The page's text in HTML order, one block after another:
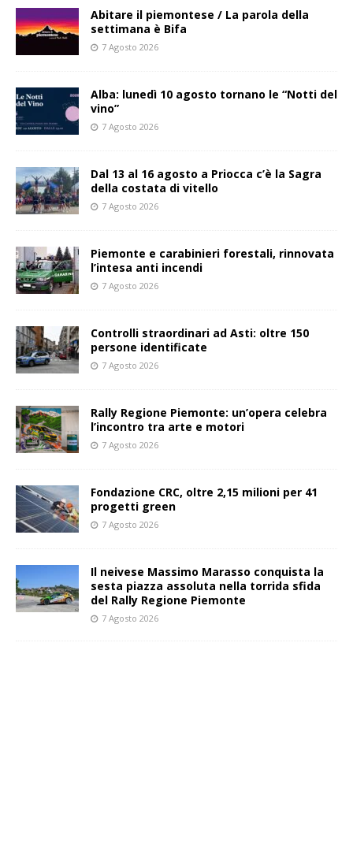
Abitare il piemontese / La parola della
settimana è Bifa
7 Agosto 2026
Alba: lunedì 10 agosto tornano le “Notti del
vino”
7 Agosto 2026
Dal 13 al 16 agosto a Priocca c’è la Sagra
della costata di vitello
7 Agosto 2026
Piemonte e carabinieri forestali, rinnovata
l’intesa anti incendi
7 Agosto 2026
Controlli straordinari ad Asti: oltre 150
persone identificate
7 Agosto 2026
Rally Regione Piemonte: un’opera celebra
l’incontro tra arte e motori
7 Agosto 2026
Fondazione CRC, oltre 2,15 milioni per 41
progetti green
7 Agosto 2026
Il neivese Massimo Marasso conquista la
sesta piazza assoluta nella torrida sfida
del Rally Regione Piemonte
7 Agosto 2026